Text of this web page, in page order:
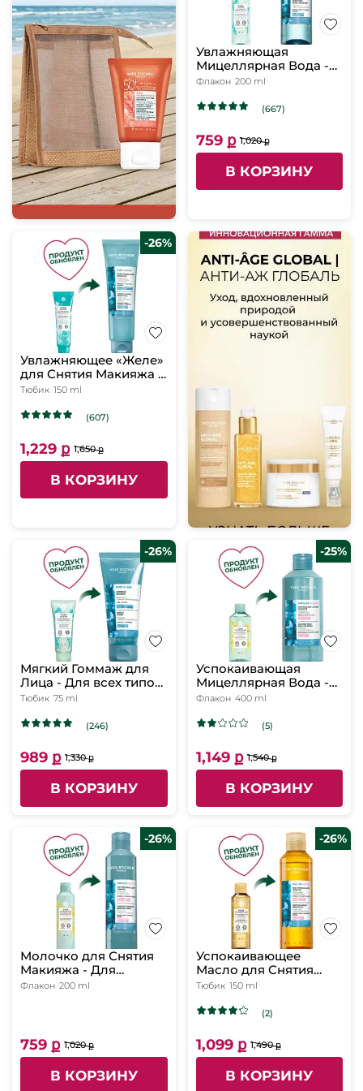
Увлажняющая
Мицеллярная Вода -
Для всех типов кожи,
Флакон 200 ml
(667)
759 ք 1,020 ք
В КОРЗИНУ
-26%
Увлажняющее «Желе»
для Снятия Макияжа -
Для всех типов кожи,
Тюбик 150 ml
(607)
1,229 ք 1,650 ք
В КОРЗИНУ
-26%
Мягкий Гоммаж для
Лица - Для всех типов
кожи, 75 мл
Тюбик 75 ml
(246)
989 ք 1,330 ք
В КОРЗИНУ
-25%
Успокаивающая
Мицеллярная Вода -
Для чувствительной
Флакон 400 ml
(5)
1,149 ք 1,540 ք
В КОРЗИНУ
-26%
Молочко для Снятия
Макияжа - Для
чувствительной кожи,
Флакон 200 ml
759 ք 1,020 ք
В КОРЗИНУ
-26%
Успокаивающее
Масло для Снятия
Макияжа - Для
150 мл
Тюбик 150 ml
(2)
1,099 ք 1,490 ք
В КОРЗИНУ